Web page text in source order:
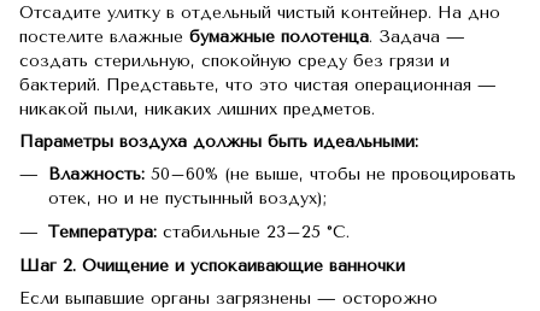
Отсадите улитку в отдельный чистый контейнер. На дно
постелите влажные бумажные полотенца. Задача —
создать стерильную, спокойную среду без грязи и
бактерий. Представьте, что это чистая операционная —
никакой пыли, никаких лишних предметов.
Параметры воздуха должны быть идеальными:
Влажность: 50–60% (не выше, чтобы не провоцировать
отек, но и не пустынный воздух);
Температура: стабильные 23–25 °C.
Шаг 2. Очищение и успокаивающие ванночки
Если выпавшие органы загрязнены — осторожно